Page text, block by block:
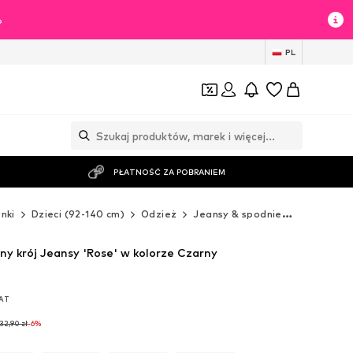
PL
PŁATNOŚĆ ZA POBRANIEM
Dzieci (92-140 cm) Odzież Jeansy & spodnie
zł-6%
krój Jeansy 'Rose' w kolorze Czarny